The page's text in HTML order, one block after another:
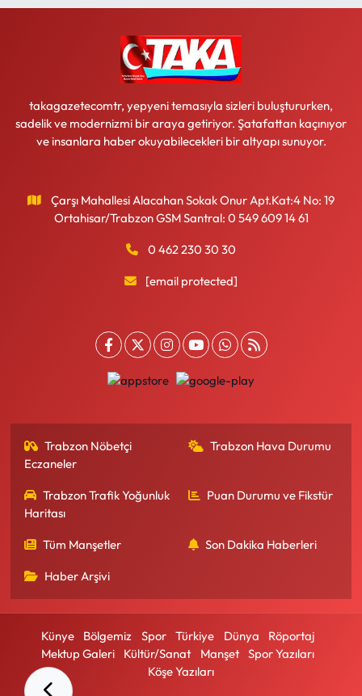
takagazetecomtr, yepyeni temasıyla sizleri buluştururken,
sadelik ve modernizmi bir araya getiriyor. Şatafattan kaçınıyor
ve insanlara haber okuyabilecekleri bir altyapı sunuyor.
Çarşı Mahallesi Alacahan Sokak Onur Apt.Kat:4 No: 19
Ortahisar/Trabzon GSM Santral: 0 549 609 14 61
0 462 230 30 30
[email protected]
Trabzon Nöbetçi
Eczaneler
Trabzon Hava Durumu
Trabzon Trafik Yoğunluk
Haritası
Puan Durumu ve Fikstür
Tüm Manşetler Son Dakika Haberleri
Haber Arşivi
Künye Bölgemiz Spor Türkiye Dünya
Röportaj
Mektup Galeri
Kültür/Sanat Manşet
Spor Yazıları
Köşe Yazıları